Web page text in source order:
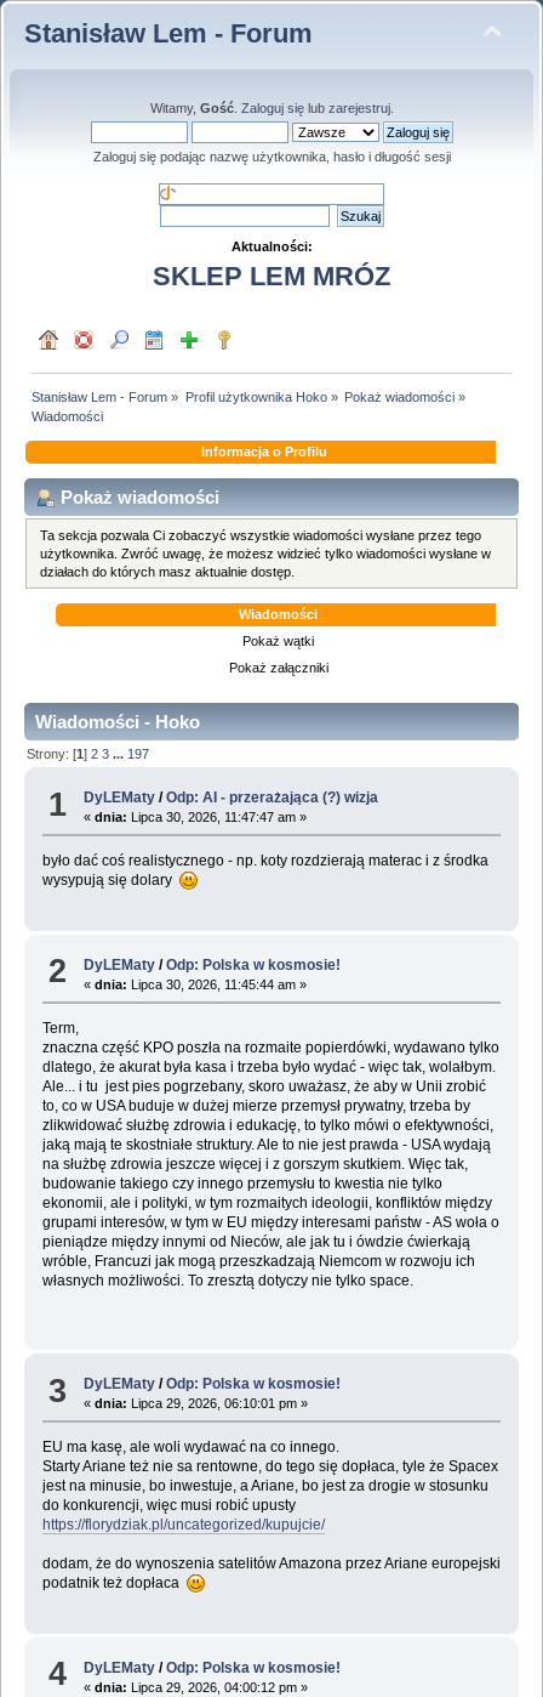
Stanisław Lem - Forum
Witamy, Gość. Zaloguj sięlub zarejestruj.
Zaloguj się podając nazwę użytkownika, hasło i długość sesji
Aktualności:
SKLEP LEM MRÓZ
Stanisław Lem - Forum » Profil użytkownika Hoko» Pokaż wiadomości»
Wiadomości
Informacja o Profilu
Pokaż wiadomości
Ta sekcja pozwala Ci zobaczyć wszystkie wiadomości wysłane przez tego
użytkownika. Zwróć uwagę, że możesz widzieć tylko wiadomości wysłane w
działach do których masz aktualnie dostęp.
Wiadomości
Pokaż wątki
Pokaż załączniki
Wiadomości - Hoko
Strony: [1]2 3 ... 197
1 DyLEMaty /Odp: AI - przerażająca (?) wizja
«dnia: Lipca 30, 2026, 11:47:47 am »
było dać coś realistycznego - np. koty rozdzierają materac i z środka
wysypują się dolary
2 DyLEMaty /Odp: Polska w kosmosie!
«dnia: Lipca 30, 2026, 11:45:44 am »
Term,
znaczna część KPO poszła na rozmaite popierdówki, wydawano tylko
dlatego, że akurat była kasa i trzeba było wydać - więc tak, wolałbym.
Ale... i tu jest pies pogrzebany, skoro uważasz, że aby w Unii zrobić
to, co w USA buduje w dużej mierze przemysł prywatny, trzeba by
zlikwidować służbę zdrowia i edukację, to tylko mówi o efektywności,
jaką mają te skostniałe struktury. Ale to nie jest prawda - USA wydają
na służbę zdrowia jeszcze więcej i z gorszym skutkiem. Więc tak,
budowanie takiego czy innego przemysłu to kwestia nie tylko
ekonomii, ale i polityki, w tym rozmaitych ideologii, konfliktów między
grupami interesów, w tym w EU między interesami państw - AS woła o
pieniądze między innymi od Nieców, ale jak tu i ówdzie ćwierkają
wróble, Francuzi jak mogą przeszkadzają Niemcom w rozwoju ich
własnych możliwości. To zresztą dotyczy nie tylko space.
3 DyLEMaty /Odp: Polska w kosmosie!
«dnia: Lipca 29, 2026, 06:10:01 pm »
EU ma kasę, ale woli wydawać na co innego.
Starty Ariane też nie sa rentowne, do tego się dopłaca, tyle że Spacex
jest na minusie, bo inwestuje, a Ariane, bo jest za drogie w stosunku
do konkurencji, więc musi robić upusty
https://florydziak.pl/uncategorized/kupujcie/
dodam, że do wynoszenia satelitów Amazona przez Ariane europejski
podatnik też dopłaca
4 DyLEMaty /Odp: Polska w kosmosie!
«dnia: Lipca 29, 2026, 04:00:12 pm »